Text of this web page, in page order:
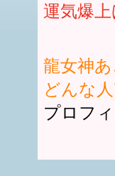
運気爆上
龍女神
どんな人
プロフ